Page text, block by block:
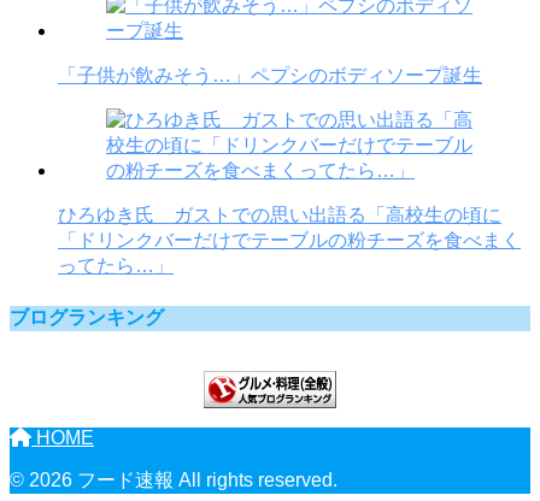
「子供が飲みそう…」ペプシのボディソープ誕生
ひろゆき氏 ガストでの思い出語る「高校生の頃に
「ドリンクバーだけでテーブルの粉チーズを食べまく
ってたら…」
ブログランキング
HOME
© 2026 フード速報 All rights reserved.